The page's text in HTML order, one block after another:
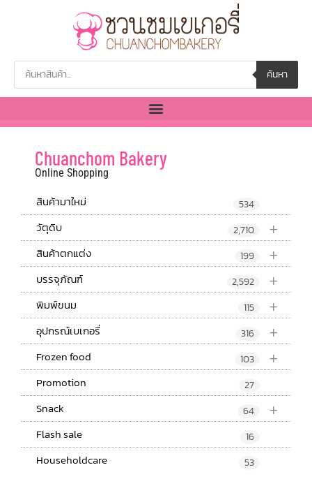
ค้นหา
Chuanchom Bakery
Online Shopping
สินค้ามาใหม่ 534
+
วัตุดิบ 2,710
+
สินค้าตกแต่ง 199
+
บรรจุภัณฑ์ 2,592
+
พิมพ์ขนม 115
+
อุปกรณ์เบเกอรี่ 316
+
Frozen food 103
Promotion 27
+
Snack 64
Flash sale 16
Householdcare 53